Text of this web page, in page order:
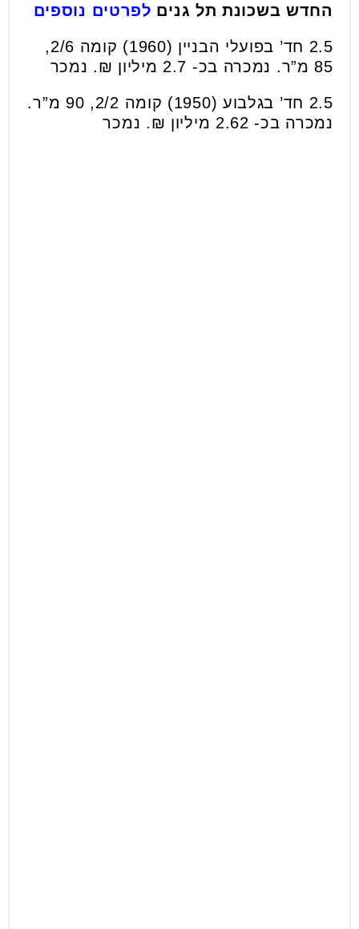
החדש בשכונת תל גנים לפרטים נוספים
2.5 חד’ בפועלי הבניין (1960) קומה 2/6,
85 מ”ר. נמכרה בכ- 2.7 מיליון ₪. נמכר
2.5 חד’ בגלבוע (1950) קומה 2/2, 90 מ”ר.
נמכרה בכ- 2.62 מיליון ₪. נמכר